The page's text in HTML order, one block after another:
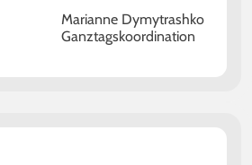
Marianne Dymytrashko
Ganztagskoordination